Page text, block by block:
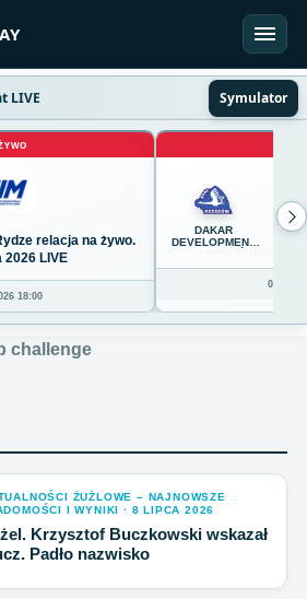
LIVE Symulator
relacja na żywo.
2026 LIVE
18:00
DAKAR
DEVELOPMENT
38
challenge
ŻUŻLOWE – NAJNOWSZE
I WYNIKI · 8 LIPCA 2026
Krzysztof Buczkowski wskazał
Padło nazwisko